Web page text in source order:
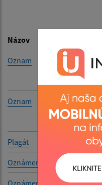
Filtrovať
Názov
Oznam
Oznam
Plagát
Oznámenie - fytoplazma
Oznámenie Slovenskej